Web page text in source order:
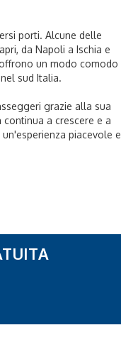
porti. Alcune delle
da Napoli a Ischia e
un modo comodo
sud Italia.
grazie alla sua
a crescere e a
piacevole e